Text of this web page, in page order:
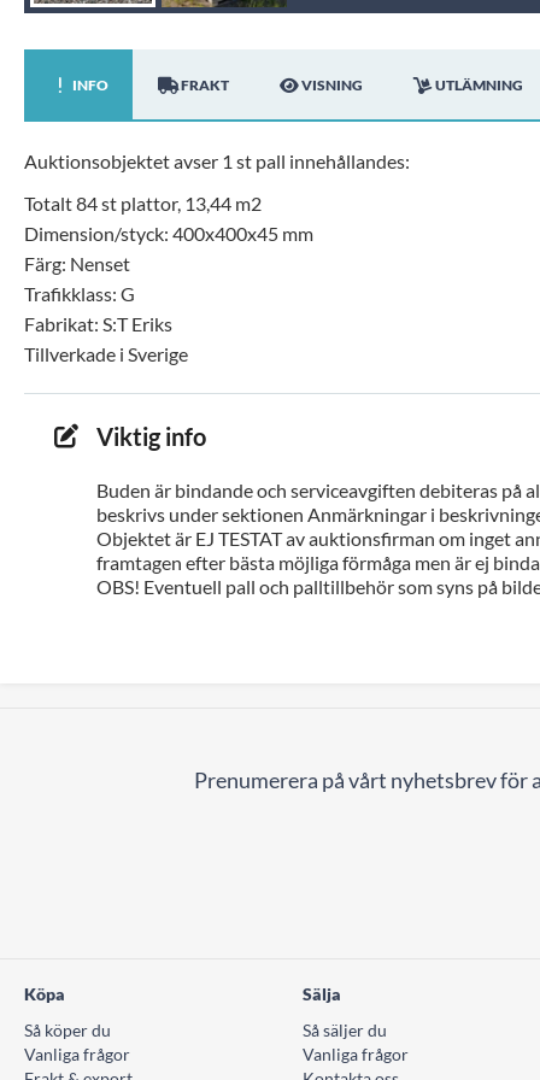
INFO FRAKT VISNING UTLÄMNING
Auktionsobjektet avser 1 st pall innehållandes:
Totalt 84 st plattor, 13,44 m2
Dimension/styck: 400x400x45 mm
Färg: Nenset
Trafikklass: G
Fabrikat: S:T Eriks
Tillverkade i Sverige
Viktig info
Buden är bindande och serviceavgiften debiteras på
beskrivs under sektionen Anmärkningar i
Objektet är EJ TESTAT av auktionsfirman om inget
framtagen efter bästa möjliga förmåga men är ej
OBS! Eventuell pall och palltillbehör som syns på
Prenumerera på vårt nyhetsbrev för
Köpa
Så köper du
Vanliga frågor
Sälja
Så säljer du
Vanliga frågor